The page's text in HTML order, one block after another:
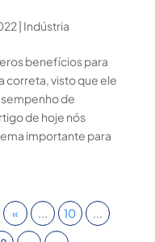
| Indústria
benefícios para
correta, visto que ele
de
de hoje nós
importante para
« ... 10 ...